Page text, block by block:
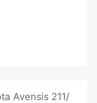
Avensis 211/